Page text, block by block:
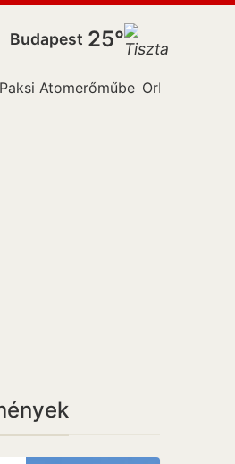
Budapest 25°
Paksi Atomerőműben Orbán Viktor